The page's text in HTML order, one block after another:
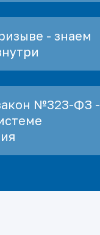
- знаем
№323-ФЗ -